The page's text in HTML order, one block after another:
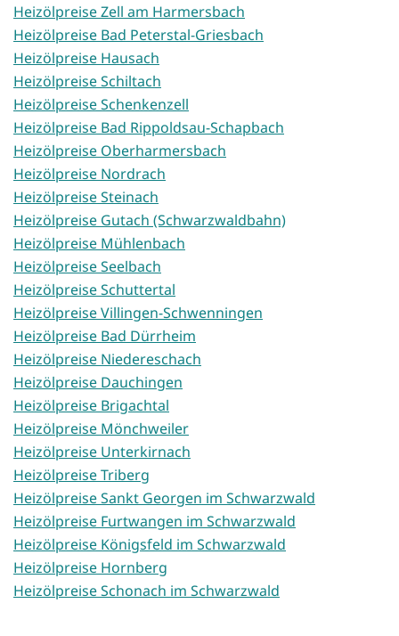
Heizölpreise Zell am Harmersbach
Heizölpreise Bad Peterstal-Griesbach
Heizölpreise Hausach
Heizölpreise Schiltach
Heizölpreise Schenkenzell
Heizölpreise Bad Rippoldsau-Schapbach
Heizölpreise Oberharmersbach
Heizölpreise Nordrach
Heizölpreise Steinach
Heizölpreise Gutach (Schwarzwaldbahn)
Heizölpreise Mühlenbach
Heizölpreise Seelbach
Heizölpreise Schuttertal
Heizölpreise Villingen-Schwenningen
Heizölpreise Bad Dürrheim
Heizölpreise Niedereschach
Heizölpreise Dauchingen
Heizölpreise Brigachtal
Heizölpreise Mönchweiler
Heizölpreise Unterkirnach
Heizölpreise Triberg
Heizölpreise Sankt Georgen im Schwarzwald
Heizölpreise Furtwangen im Schwarzwald
Heizölpreise Königsfeld im Schwarzwald
Heizölpreise Hornberg
Heizölpreise Schonach im Schwarzwald